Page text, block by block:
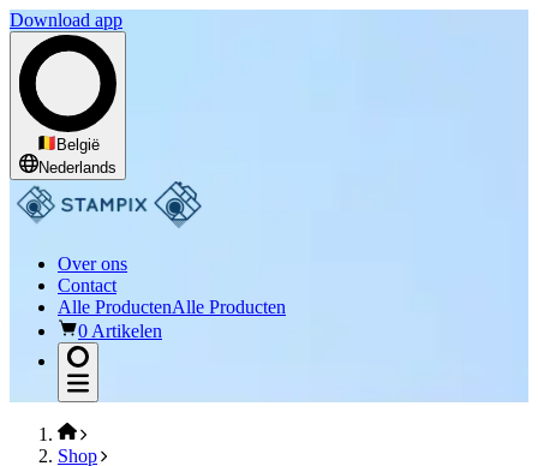
Download app
België
Nederlands
Over ons
Contact
Alle ProductenAlle Producten
0 Artikelen
Shop